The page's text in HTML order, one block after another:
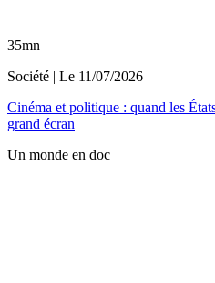
35mn
Société | Le 11/07/2026
Cinéma et politique : quand les
grand écran
Un monde en doc